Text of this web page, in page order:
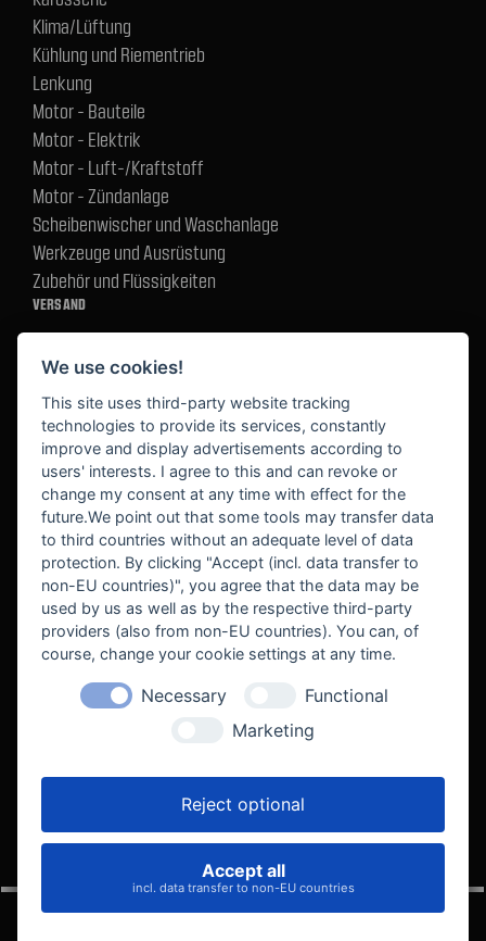
Klima/Lüftung
Kühlung und Riementrieb
Lenkung
Motor - Bauteile
Motor - Elektrik
Motor - Luft-/Kraftstoff
Motor - Zündanlage
Scheibenwischer und Waschanlage
Werkzeuge und Ausrüstung
Zubehör und Flüssigkeiten
VERSAND
BEKANNT AUS
VELOCITY AUTOMOTIVE
We use cookies!
This site uses third-party website tracking
technologies to provide its services, constantly
improve and display advertisements according to
users' interests. I agree to this and can revoke or
change my consent at any time with effect for the
future.We point out that some tools may transfer data
to third countries without an adequate level of data
protection. By clicking "Accept (incl. data transfer to
non-EU countries)", you agree that the data may be
used by us as well as by the respective third-party
providers (also from non-EU countries). You can, of
course, change your cookie settings at any time.
Necessary
Functional
Marketing
Reject optional
Accept all
incl. data transfer to non-EU countries